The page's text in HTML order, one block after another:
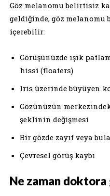
Göz melanomu belirtisiz
geldiğinde, göz
içerebilir:
Görüşünüzde ışık
hissi (floaters)
Iris üzerinde büyüyen
Gözünüzün
şeklinin değişmesi
Bir gözde zayıf veya
Çevresel görüş kaybı
Ne zaman